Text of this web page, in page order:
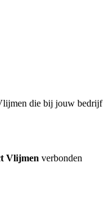
die bij jouw bedrijf
Vlijmen verbonden